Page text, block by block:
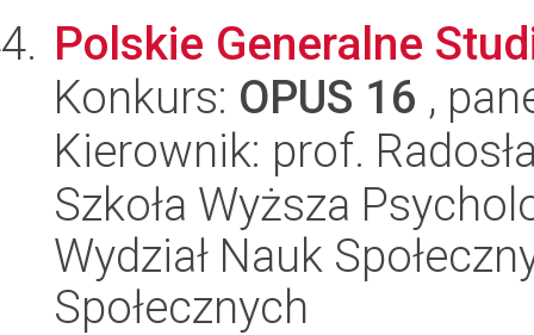
Polskie Generalne
Konkurs: OPUS 16 ,
Kierownik: prof.
Szkoła Wyższa
Wydział Nauk
Społecznych